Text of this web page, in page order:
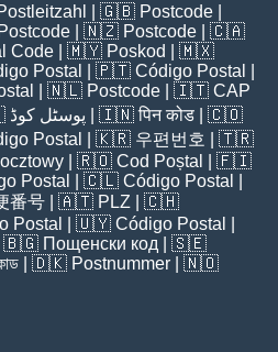
| 🇬🇧 Postcode
Postcode | 🇳🇿 Postcode | 🇨🇦
Code | 🇲🇾 Poskod
| 🇲🇽
Postal | 🇵🇹 Código Postal
| 🇳🇱 Postcode | 🇮🇹 CAP
پوسٹل کوڈ | 🇮🇳पिन कोड | 🇨🇴
Postal | 🇰🇷 우편번호
| 🇹🇷
| 🇷🇴 Cod Poștal
| 🇫🇮
Postal | 🇨🇱 Código Postal
番号 | 🇦🇹 PLZ | 🇨🇭
Postal | 🇺🇾 Código Postal
| 🇧🇬 Пощенски код | 🇸🇪
| 🇩🇰 Postnummer | 🇳🇴